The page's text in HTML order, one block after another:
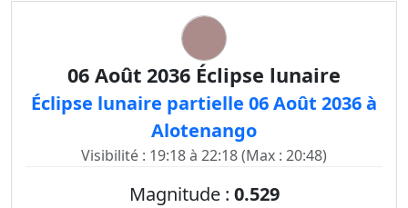
06 Août 2036 Éclipse lunaire
Éclipse lunaire partielle 06 Août 2036 à
Alotenango
Visibilité : 19:18 à 22:18 (Max : 20:48)
Magnitude : 0.529